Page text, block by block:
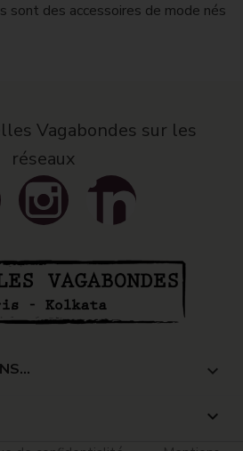
sont des accessoires de mode nés
Vagabondes sur les
réseaux
Facebook Instagram

keyboard_arrow_down